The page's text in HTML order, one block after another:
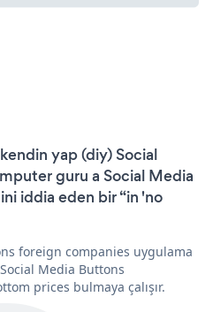
yap (diy) Social
guru a Social Media
iddia eden bir “in 'no
foreign companies uygulama
Media Buttons
prices bulmaya çalışır.